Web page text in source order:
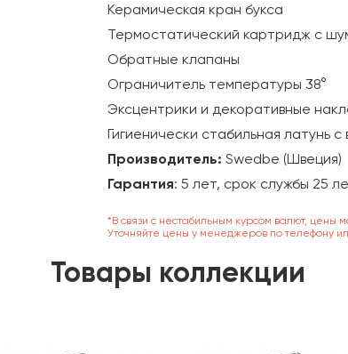
Керамическая кран букса
Термостатический картридж с
Обратные клапаны
Ограничитель температуры 38°
Эксцентрики и декоративные
Гигиенически стабильная латунь
Производитель: Swedbe (Швеция)
Гарантия: 5 лет, срок службы 25
*В связи с нестабильным курсом валют, цены
Уточняйте цены у менеджеров по телефону
Товары коллекции